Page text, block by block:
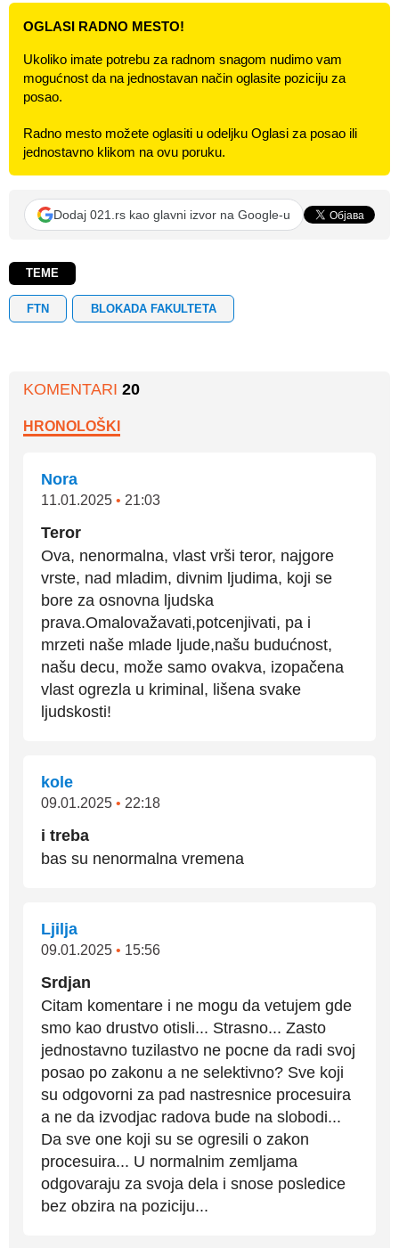
OGLASI RADNO MESTO!
Ukoliko imate potrebu za radnom snagom nudimo vam
mogućnost da na jednostavan način oglasite poziciju za
posao.
Radno mesto možete oglasiti u odeljku Oglasi za posao ili
jednostavno klikom na ovu poruku.
Dodaj 021.rs kao glavni izvor na Google-u
TEME
FTN BLOKADA FAKULTETA
KOMENTARI 20
HRONOLOŠKI
Nora
11.01.2025 • 21:03
Teror
Ova, nenormalna, vlast vrši teror, najgore
vrste, nad mladim, divnim ljudima, koji se
bore za osnovna ljudska
prava.Omalovažavati,potcenjivati, pa i
mrzeti naše mlade ljude,našu budućnost,
našu decu, može samo ovakva, izopačena
vlast ogrezla u kriminal, lišena svake
ljudskosti!
kole
09.01.2025 • 22:18
i treba
bas su nenormalna vremena
Ljilja
09.01.2025 • 15:56
Srdjan
Citam komentare i ne mogu da vetujem gde
smo kao drustvo otisli... Strasno... Zasto
jednostavno tuzilastvo ne pocne da radi svoj
posao po zakonu a ne selektivno? Sve koji
su odgovorni za pad nastresnice procesuira
a ne da izvodjac radova bude na slobodi...
Da sve one koji su se ogresili o zakon
procesuira... U normalnim zemljama
odgovaraju za svoja dela i snose posledice
bez obzira na poziciju...